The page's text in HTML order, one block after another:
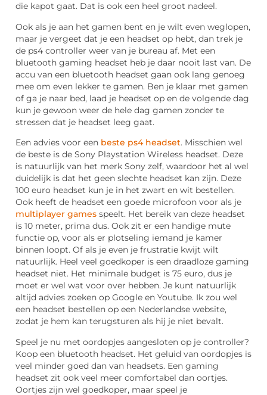
die kapot gaat. Dat is ook een heel groot nadeel.
Ook als je aan het gamen bent en je wilt even weglopen,
maar je vergeet dat je een headset op hebt, dan trek je
de ps4 controller weer van je bureau af. Met een
bluetooth gaming headset heb je daar nooit last van. De
accu van een bluetooth headset gaan ook lang genoeg
mee om even lekker te gamen. Ben je klaar met gamen
of ga je naar bed, laad je headset op en de volgende dag
kun je gewoon weer de hele dag gamen zonder te
stressen dat je headset leeg gaat.
Een advies voor een beste ps4 headset. Misschien wel
de beste is de Sony Playstation Wireless headset. Deze
is natuurlijk van het merk Sony zelf, waardoor het al wel
duidelijk is dat het geen slechte headset kan zijn. Deze
100 euro headset kun je in het zwart en wit bestellen.
Ook heeft de headset een goede microfoon voor als je
multiplayer games speelt. Het bereik van deze headset
is 10 meter, prima dus. Ook zit er een handige mute
functie op, voor als er plotseling iemand je kamer
binnen loopt. Of als je even je frustratie kwijt wilt
natuurlijk. Heel veel goedkoper is een draadloze gaming
headset niet. Het minimale budget is 75 euro, dus je
moet er wel wat voor over hebben. Je kunt natuurlijk
altijd advies zoeken op Google en Youtube. Ik zou wel
een headset bestellen op een Nederlandse website,
zodat je hem kan terugsturen als hij je niet bevalt.
Speel je nu met oordopjes aangesloten op je controller?
Koop een bluetooth headset. Het geluid van oordopjes is
veel minder goed dan van headsets. Een gaming
headset zit ook veel meer comfortabel dan oortjes.
Oortjes zijn wel goedkoper, maar speel je